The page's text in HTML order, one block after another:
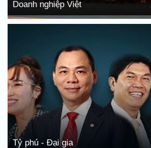
Doanh nghiệp Việt
Tỷ phú - Đại gia